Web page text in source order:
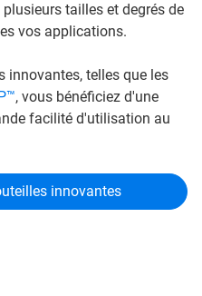
tailles et degrés de
vos applications.
innovantes, telles que les
, vous bénéficiez d'une
facilité d'utilisation au
innovantes